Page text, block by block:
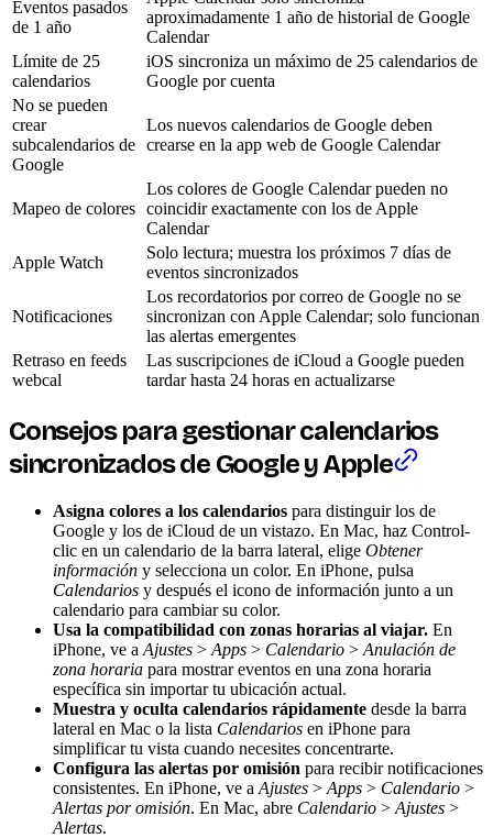
Eventos pasados
de 1 año
aproximadamente 1 año de historial de Google
Calendar
Límite de 25
calendarios
iOS sincroniza un máximo de 25 calendarios de
Google por cuenta
No se pueden
crear
subcalendarios de
Google
Los nuevos calendarios de Google deben
crearse en la app web de Google Calendar
Mapeo de colores
Los colores de Google Calendar pueden no
coincidir exactamente con los de Apple
Calendar
Apple Watch
Solo lectura; muestra los próximos 7 días de
eventos sincronizados
Notificaciones
Los recordatorios por correo de Google no se
sincronizan con Apple Calendar; solo funcionan
las alertas emergentes
Retraso en feeds
webcal
Las suscripciones de iCloud a Google pueden
tardar hasta 24 horas en actualizarse
Consejos para gestionar calendarios
sincronizados de Google y Apple
Asigna colores a los calendarios para distinguir los de
Google y los de iCloud de un vistazo. En Mac, haz Control-
clic en un calendario de la barra lateral, elige Obtener
información y selecciona un color. En iPhone, pulsa
Calendarios y después el icono de información junto a un
calendario para cambiar su color.
Usa la compatibilidad con zonas horarias al viajar. En
iPhone, ve a Ajustes > Apps > Calendario > Anulación de
zona horaria para mostrar eventos en una zona horaria
específica sin importar tu ubicación actual.
Muestra y oculta calendarios rápidamente desde la barra
lateral en Mac o la lista Calendarios en iPhone para
simplificar tu vista cuando necesites concentrarte.
Configura las alertas por omisión para recibir notificaciones
consistentes. En iPhone, ve a Ajustes > Apps > Calendario >
Alertas por omisión. En Mac, abre Calendario > Ajustes >
Alertas.